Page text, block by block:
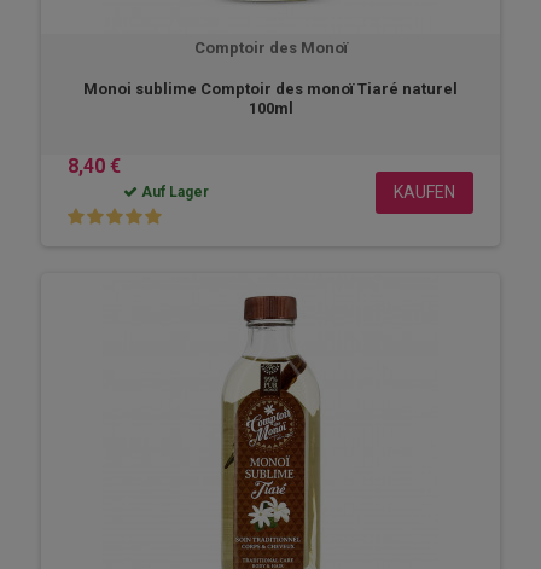
Comptoir des Monoï
Monoi sublime Comptoir des monoï Tiaré naturel
100ml
8,40 €
Auf Lager KAUFEN